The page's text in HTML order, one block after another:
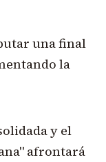
una final
la
y el
afrontará